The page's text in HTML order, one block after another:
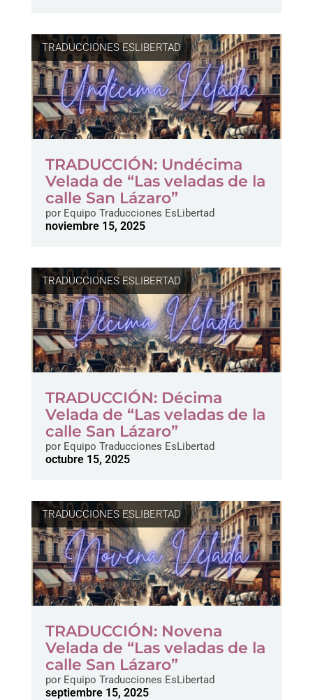
TRADUCCIONES ESLIBERTAD
TRADUCCIÓN: Undécima
Velada de “Las veladas de la
calle San Lázaro”
porEquipo Traducciones EsLibertad
noviembre 15, 2025
TRADUCCIONES ESLIBERTAD
TRADUCCIÓN: Décima
Velada de “Las veladas de la
calle San Lázaro”
porEquipo Traducciones EsLibertad
octubre 15, 2025
TRADUCCIONES ESLIBERTAD
TRADUCCIÓN: Novena
Velada de “Las veladas de la
calle San Lázaro”
porEquipo Traducciones EsLibertad
septiembre 15, 2025